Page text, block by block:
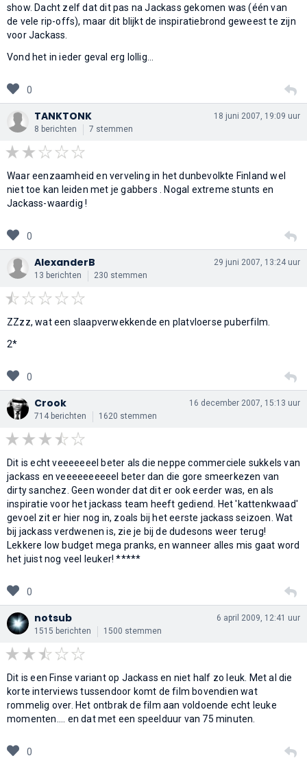
show. Dacht zelf dat dit pas na Jackass gekomen was (één van
de vele rip-offs), maar dit blijkt de inspiratiebrond geweest te zijn
voor Jackass.
Vond het in ieder geval erg lollig...
0
TANKTONK
8 berichten 7 stemmen
18 juni 2007, 19:09 uur
Waar eenzaamheid en verveling in het dunbevolkte Finland wel
niet toe kan leiden met je gabbers . Nogal extreme stunts en
Jackass-waardig !
0
AlexanderB
13 berichten 230 stemmen
29 juni 2007, 13:24 uur
ZZzz, wat een slaapverwekkende en platvloerse puberfilm.
2*
0
Crook
714 berichten 1620 stemmen
16 december 2007, 15:13 uur
Dit is echt veeeeeeel beter als die neppe commerciele sukkels van
jackass en veeeeeeeeeel beter dan die gore smeerkezen van
dirty sanchez. Geen wonder dat dit er ook eerder was, en als
inspiratie voor het jackass team heeft gediend. Het 'kattenkwaad'
gevoel zit er hier nog in, zoals bij het eerste jackass seizoen. Wat
bij jackass verdwenen is, zie je bij de dudesons weer terug!
Lekkere low budget mega pranks, en wanneer alles mis gaat word
het juist nog veel leuker! *****
0
notsub
1515 berichten 1500 stemmen
6 april 2009, 12:41 uur
Dit is een Finse variant op Jackass en niet half zo leuk. Met al die
korte interviews tussendoor komt de film bovendien wat
rommelig over. Het ontbrak de film aan voldoende echt leuke
momenten.... en dat met een speelduur van 75 minuten.
0